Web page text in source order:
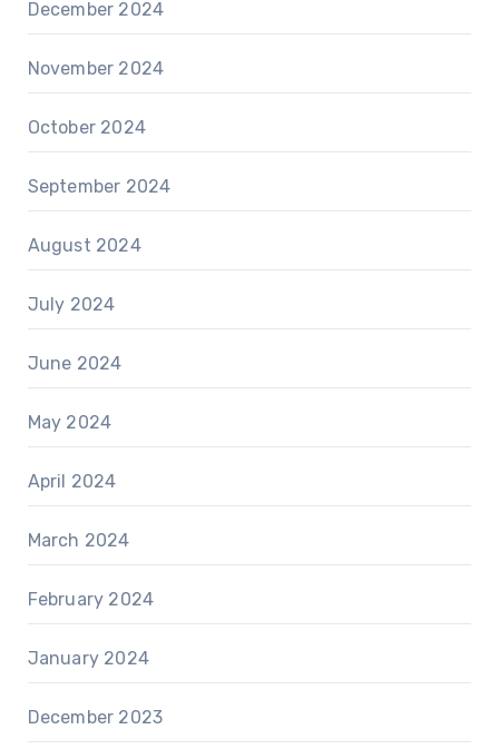
December 2024
November 2024
October 2024
September 2024
August 2024
July 2024
June 2024
May 2024
April 2024
March 2024
February 2024
January 2024
December 2023